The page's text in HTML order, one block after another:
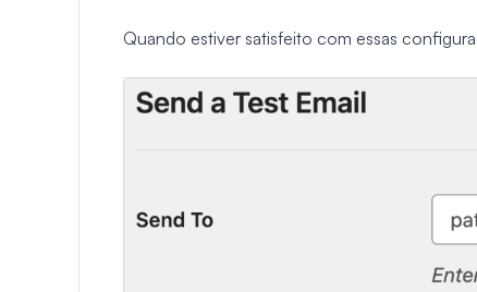
Quando estiver satisfeito com essas